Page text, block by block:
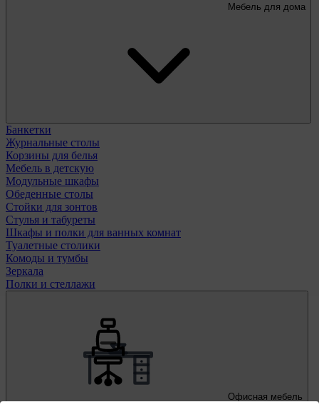
Мебель для дома
Банкетки
Журнальные столы
Корзины для белья
Мебель в детскую
Модульные шкафы
Обеденные столы
Стойки для зонтов
Стулья и табуреты
Шкафы и полки для ванных комнат
Туалетные столики
Комоды и тумбы
Зеркала
Полки и стеллажи
Офисная мебель